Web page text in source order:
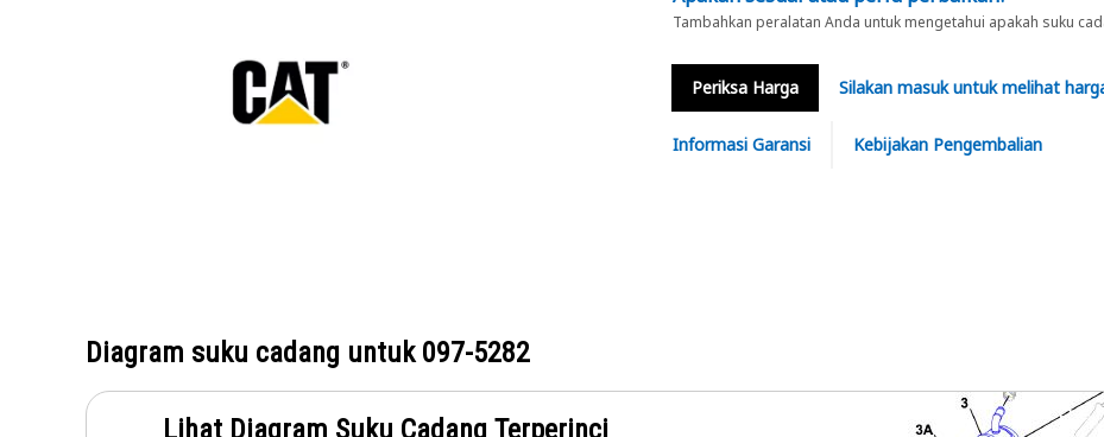
Tambahkan peralatan Anda untuk mengetahui apakah suku
Periksa Harga Silakan masuk untuk melihat
Informasi Garansi Kebijakan Pengembalian
Diagram suku cadang untuk097-5282
Lihat Diagram Suku Cadang Terperinci